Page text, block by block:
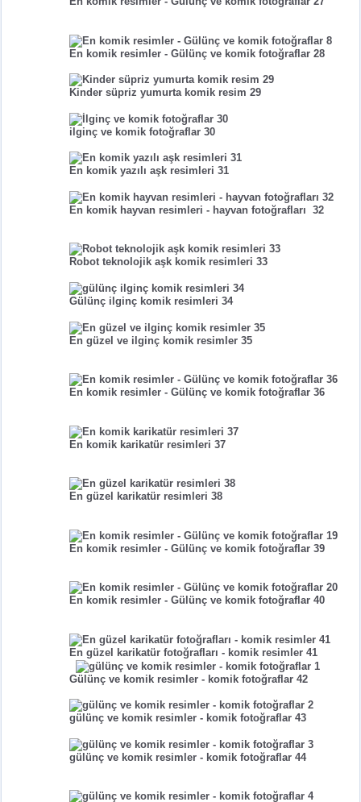
En komik resimler - Gülünç ve komik fotoğraflar 28
Kinder süpriz yumurta komik resim 29
ilginç ve komik fotoğraflar 30
En komik yazılı aşk resimleri 31
En komik hayvan resimleri - hayvan fotoğrafları 32
Robot teknolojik aşk komik resimleri 33
Gülünç ilginç komik resimleri 34
En güzel ve ilginç komik resimler 35
En komik resimler - Gülünç ve komik fotoğraflar 36
En komik karikatür resimleri 37
En güzel karikatür resimleri 38
En komik resimler - Gülünç ve komik fotoğraflar 39
En komik resimler - Gülünç ve komik fotoğraflar 40
En güzel karikatür fotoğrafları - komik resimler 41
Gülünç ve komik resimler - komik fotoğraflar 42
gülünç ve komik resimler - komik fotoğraflar 43
gülünç ve komik resimler - komik fotoğraflar 44